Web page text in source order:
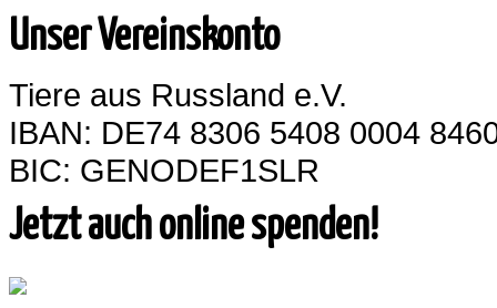
Unser Vereinskonto
Tiere aus Russland e.V.
IBAN: DE74 8306 5408 0004
BIC: GENODEF1SLR
Jetzt auch online spenden!